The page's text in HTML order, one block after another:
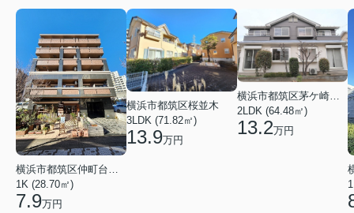
横浜市都筑区仲町台１丁目
1K (28.70㎡)
7.9万円
横浜市都筑区桜並木
3LDK (71.82㎡)
13.9万円
横浜市都筑区茅ケ崎東２丁目
2LDK (64.48㎡)
13.2万円